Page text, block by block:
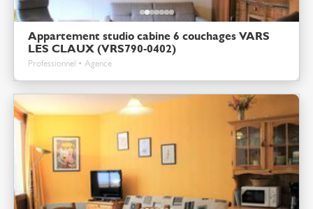
Appartement studio cabine 6 couchages VARS
LES CLAUX (VRS790-0402)
Professionnel • Agence